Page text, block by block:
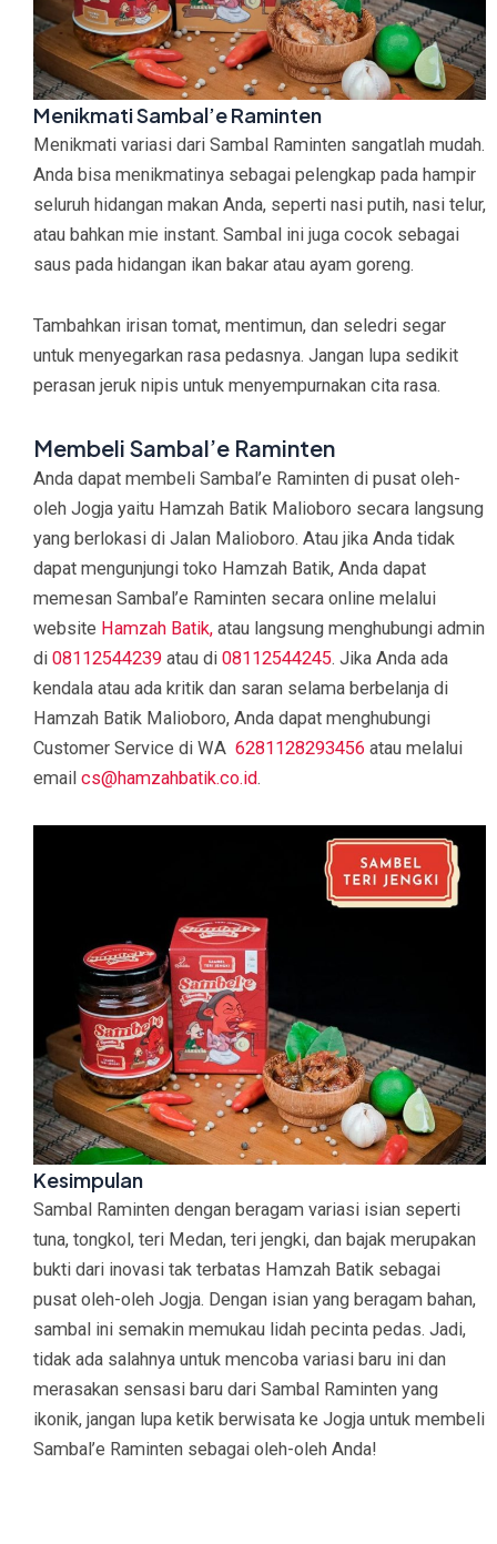
Menikmati Sambal’e Raminten
Menikmati variasi dari Sambal Raminten sangatlah mudah.
Anda bisa menikmatinya sebagai pelengkap pada hampir
seluruh hidangan makan Anda, seperti nasi putih, nasi telur,
atau bahkan mie instant. Sambal ini juga cocok sebagai
saus pada hidangan ikan bakar atau ayam goreng.
Tambahkan irisan tomat, mentimun, dan seledri segar
untuk menyegarkan rasa pedasnya. Jangan lupa sedikit
perasan jeruk nipis untuk menyempurnakan cita rasa.
Membeli Sambal’e Raminten
Anda dapat membeli Sambal’e Raminten di pusat oleh-
oleh Jogja yaitu Hamzah Batik Malioboro secara langsung
yang berlokasi di Jalan Malioboro. Atau jika Anda tidak
dapat mengunjungi toko Hamzah Batik, Anda dapat
memesan Sambal’e Raminten secara online melalui
website Hamzah Batik, atau langsung menghubungi admin
di 08112544239 atau di 08112544245. Jika Anda ada
kendala atau ada kritik dan saran selama berbelanja di
Hamzah Batik Malioboro, Anda dapat menghubungi
Customer Service di WA 6281128293456 atau melalui
email cs@hamzahbatik.co.id.
Kesimpulan
Sambal Raminten dengan beragam variasi isian seperti
tuna, tongkol, teri Medan, teri jengki, dan bajak merupakan
bukti dari inovasi tak terbatas Hamzah Batik sebagai
pusat oleh-oleh Jogja. Dengan isian yang beragam bahan,
sambal ini semakin memukau lidah pecinta pedas. Jadi,
tidak ada salahnya untuk mencoba variasi baru ini dan
merasakan sensasi baru dari Sambal Raminten yang
ikonik, jangan lupa ketik berwisata ke Jogja untuk membeli
Sambal’e Raminten sebagai oleh-oleh Anda!